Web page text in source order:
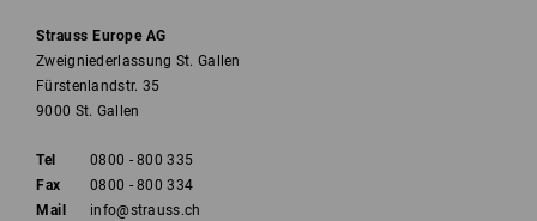
Strauss Europe AG
Zweigniederlassung St. Gallen
Fürstenlandstr. 35
9000 St. Gallen
Tel
0800 - 800 335
Fax
0800 - 800 334
Mail
info@strauss.ch